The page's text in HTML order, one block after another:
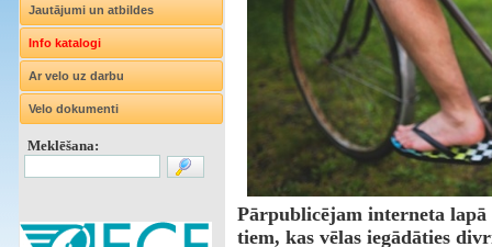
Jautājumi un atbildes
Info katalogi
Ar velo uz darbu
Velo dokumenti
Meklēšana:
Pārpublicējam interneta
tiem, kas vēlas iegādāties